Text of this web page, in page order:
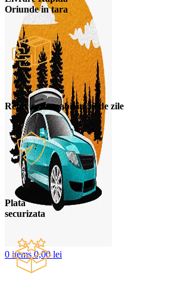
0items 0,00lei
Oriunde in tara
Retur convenabil in 30 de zile
Plata
securizata